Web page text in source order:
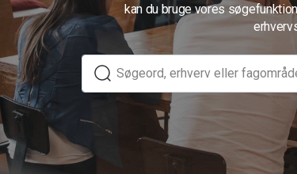
kan du bruge vores